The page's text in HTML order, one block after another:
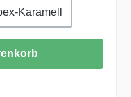
Karamell
die Schaltflächen um